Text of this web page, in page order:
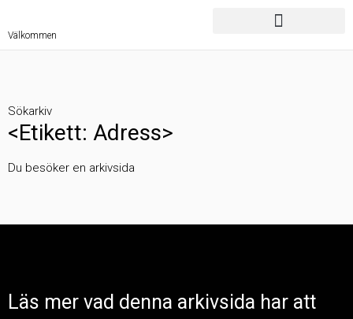
Välkommen
Sökarkiv
<Etikett: Adress>
Du besöker en arkivsida
Läs mer vad denna arkivsida har att